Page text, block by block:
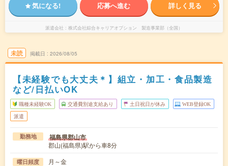
気になる! 応募へ進む 詳しく見る
派遣会社 株式会社綜合キャリアオプション 製造事業部（全国）
未読 掲載日 2026/08/05
【未経験でも大丈夫＊】組立・加工・食品製造
など/日払いOK
職種未経験OK 交通費別途支給あり 土日祝日が休み WEB登録OK
派遣
勤務地 福島県郡山市
郡山(福島県)駅から車8分
曜日頻度 月～金